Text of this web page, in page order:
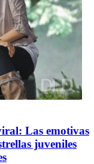
Las emotivas
juveniles